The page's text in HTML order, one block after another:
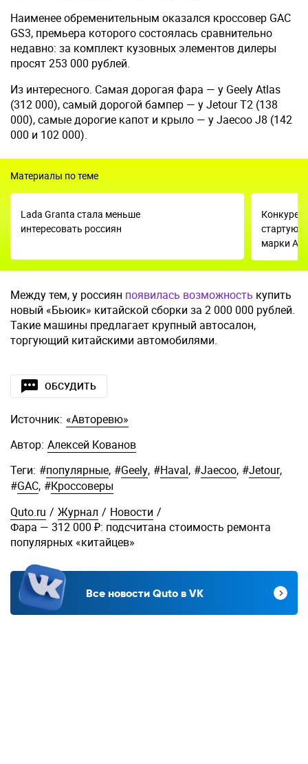
Наименее обременительным оказался кроссовер GAC
GS3, премьера которого состоялась сравнительно
недавно: за комплект кузовных элементов дилеры
просят 253 000 рублей.
Из интересного. Самая дорогая фара — у Geely Atlas
(312 000), самый дорогой бампер — у Jetour T2 (138
000), самые дорогие капот и крыло — у Jaecoo J8 (142
000 и 102 000).
Материалы по теме
Lada Granta стала меньше
интересовать россиян
стартуют
марки
Между тем, у россиян появилась возможность купить
новый «Бьюик» китайской сборки за 2 000 000 рублей.
Такие машины предлагает крупный автосалон,
торгующий китайскими автомобилями.
ОБСУДИТЬ
Источник: «Авторевю»
Автор: Алексей Кованов
Теги: #популярные, #Geely, #Haval, #Jaecoo, #Jetour,
#GAC, #Кроссоверы
Quto.ru / Журнал / Новости /
Фара — 312 000 ₽: подсчитана стоимость ремонта
популярных «китайцев»
Все новости Quto в VK